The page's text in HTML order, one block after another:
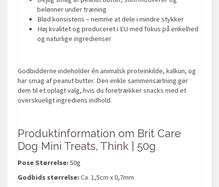
belønner under træning
Blød konsistens – nemme at dele i mindre stykker
Høj kvalitet og produceret i EU med fokus på enkelhed
og naturlige ingredienser
Godbidderne indeholder én animalsk proteinkilde, kalkun, og
har smag af peanut butter. Den enkle sammensætning gør
dem til et oplagt valg, hvis du foretrækker snacks med et
overskueligt ingrediens indhold.
Produktinformation om Brit Care
Dog Mini Treats, Think | 50g
Pose Størrelse:50g
Godbids størrelse:Ca. 1,5cm x 0,7mm